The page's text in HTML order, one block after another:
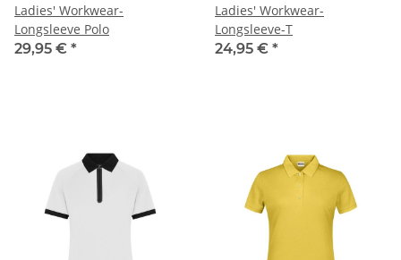
Ladies' Workwear-
Longsleeve Polo
29,95 € *
Ladies' Workwear-
Longsleeve-T
24,95 € *